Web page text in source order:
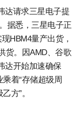
达请求三星电子提
据悉，三星电子正
HBM4量产出货，
货。因AMD、谷歌
达开始加速确保
着“存储超级周
方”。